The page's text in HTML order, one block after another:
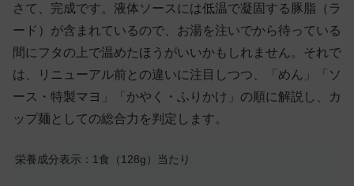
さて、完成です。液体ソースには低温で凝固する豚脂（ラ
ード）が含まれているので、お湯を注いでから待っている
間にフタの上で温めたほうがいいかもしれません。それで
は、リニューアル前との違いに注目しつつ、「めん」「ソ
ース・特製マヨ」「かやく・ふりかけ」の順に解説し、カ
ップ麺としての総合力を判定します。
栄養成分表示：1食（128g）当たり